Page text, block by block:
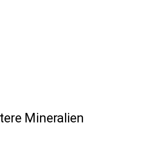
Mineralien